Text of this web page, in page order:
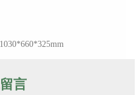
言